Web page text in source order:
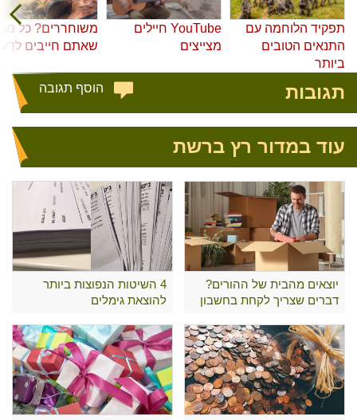
תפקיד הלוחמה עם
התנאים הטובים
ביותר
YouTube חיילים
מצייצים
משוחררים? כל
שאתם חייבים
תגובות הוסף תגובה
עוד במדור רץ ברשת
יוצאים מהבית של ההורים?
דברים שצריך לקחת בחשבון
4 השיטות הנפוצות ביותר
להוצאת גימלים